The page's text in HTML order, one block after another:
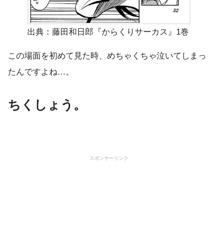
出典：藤田和日郎『からくりサーカス』1巻
この場面を初めて見た時、めちゃくちゃ泣いてしまっ
たんですよね…。
ちくしょう。
スポンサーリンク